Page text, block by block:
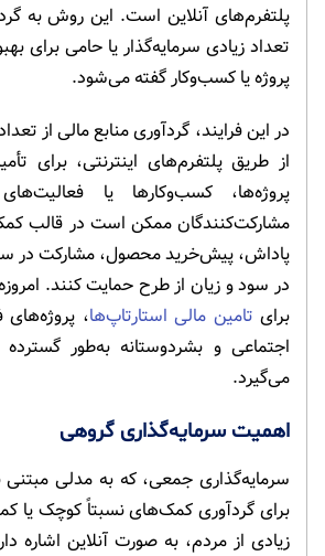
پلتفرم‌های آنلاین است. این روش به
تعداد زیادی سرمایه‌گذار یا حامی برای
پروژه یا کسب‌وکار گفته می‌شود.
در این فرایند، گردآوری منابع مالی از
از طریق پلتفرم‌های اینترنتی، برای
پروژه‌ها، کسب‌وکارها یا
مشارکت‌کنندگان ممکن است در قالب
پاداش، پیش‌خرید محصول، مشارکت در
در سود و زیان از طرح حمایت کنند.
برای تامین مالی استارتاپ‌ها،
اجتماعی و بشردوستانه به‌طور گسترده
می‌گیرد.
اهمیت سرمایه‌­گذاری گروهی
سرمایه‌­گذاری جمعی، که به مدلی مبتنی
برای گردآوری کمک‌­های نسبتاً کوچک یا
زیادی از مردم، به صورت آنلاین اشاره